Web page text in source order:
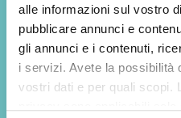
alle informazioni sul vostro
pubblicare annunci e
gli annunci e i contenuti,
i servizi. Avete la possibilità
vostri dati e per quali scopi.
Risorse
L'evidenza clinica alla
tecnologia: nove anni di
con centri d'eccellenza
diagnostici superiori.